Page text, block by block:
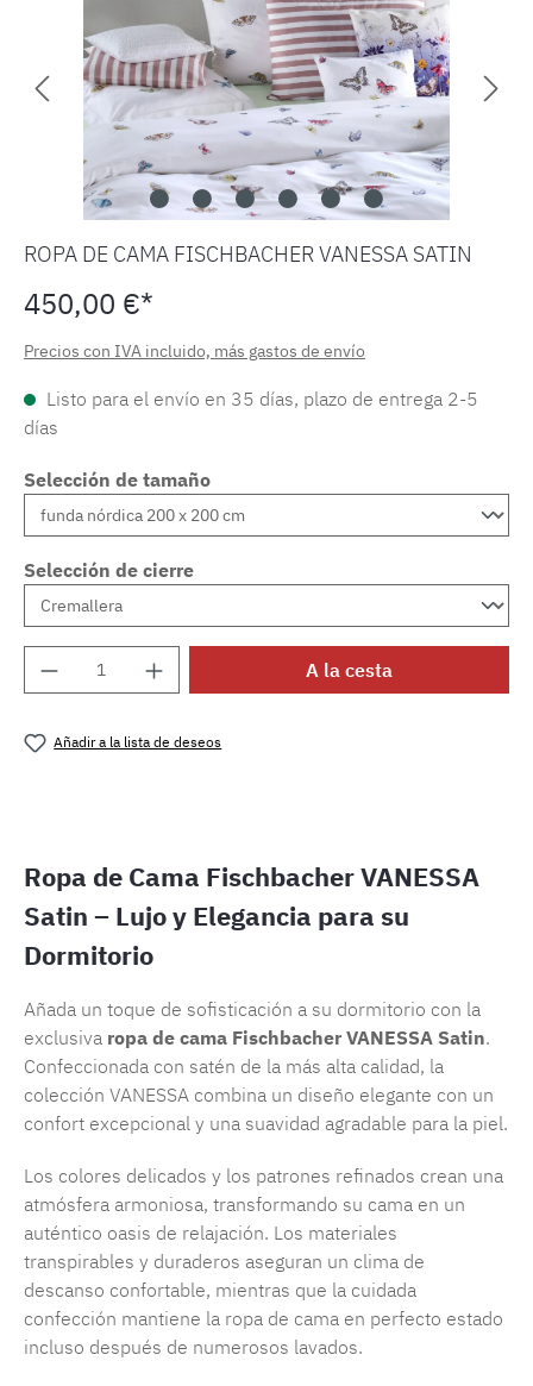
ROPA DE CAMA FISCHBACHER VANESSA SATIN
450,00 €*
Precios con IVA incluido, más gastos de envío
Listo para el envío en 35 días, plazo de entrega 2-5
días
Selección de tamaño
Selección de cierre
Cantidad del producto: introduce la
A la cesta
Añadir a la lista de deseos
Ropa de Cama Fischbacher VANESSA
Satin – Lujo y Elegancia para su
Dormitorio
Añada un toque de sofisticación a su dormitorio con la
exclusiva ropa de cama Fischbacher VANESSA Satin.
Confeccionada con satén de la más alta calidad, la
colección VANESSA combina un diseño elegante con un
confort excepcional y una suavidad agradable para la piel.
Los colores delicados y los patrones refinados crean una
atmósfera armoniosa, transformando su cama en un
auténtico oasis de relajación. Los materiales
transpirables y duraderos aseguran un clima de
descanso confortable, mientras que la cuidada
confección mantiene la ropa de cama en perfecto estado
incluso después de numerosos lavados.